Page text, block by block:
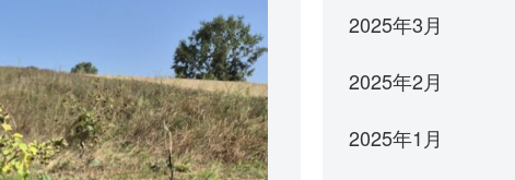
2025年3月
2025年2月
2025年1月